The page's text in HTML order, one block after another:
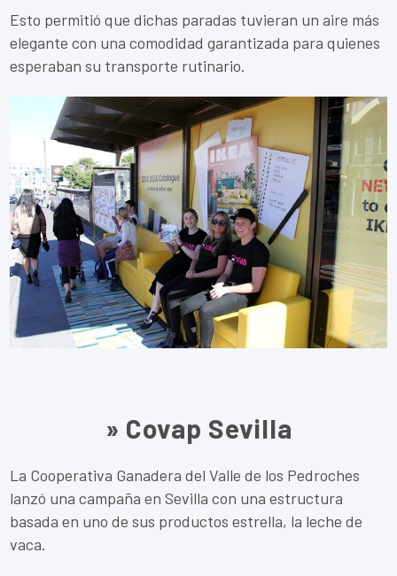
Esto permitió que dichas paradas tuvieran un aire más
elegante con una comodidad garantizada para quienes
esperaban su transporte rutinario.
» Covap Sevilla
La Cooperativa Ganadera del Valle de los Pedroches
lanzó una campaña en Sevilla con una estructura
basada en uno de sus productos estrella, la leche de
vaca.